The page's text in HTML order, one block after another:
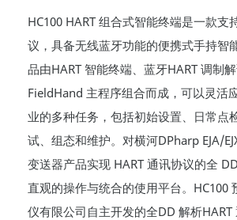
HC100 HART 组合式智能终端是一款
议，具备无线蓝牙功能的便携式手持智
品由HART 智能终端、蓝牙HART 调制
FieldHand 主程序组合而成，可以灵活
业的多种任务，包括初始设置、日常点
试、组态和维护。对横河DPharp EJA/
变送器产品实现 HART 通讯协议的全
直观的操作与统合的使用平台。HC100
仪有限公司自主开发的全DD 解析